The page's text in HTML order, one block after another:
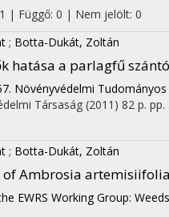
| Függő: 0 | Nem jelölt: 0
; Botta-Dukát, Zoltán
hatása a parlagfű
Növényvédelmi
Társaság (2011) 82 p. pp.
; Botta-Dukát, Zoltán
Ambrosia
EWRS Working Group: